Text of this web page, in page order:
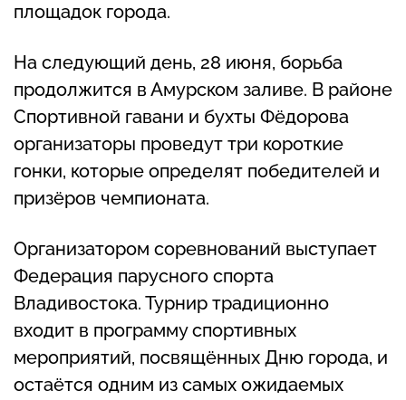
площадок города.
На следующий день, 28 июня, борьба
продолжится в Амурском заливе. В районе
Спортивной гавани и бухты Фёдорова
организаторы проведут три короткие
гонки, которые определят победителей и
призёров чемпионата.
Организатором соревнований выступает
Федерация парусного спорта
Владивостока. Турнир традиционно
входит в программу спортивных
мероприятий, посвящённых Дню города, и
остаётся одним из самых ожидаемых